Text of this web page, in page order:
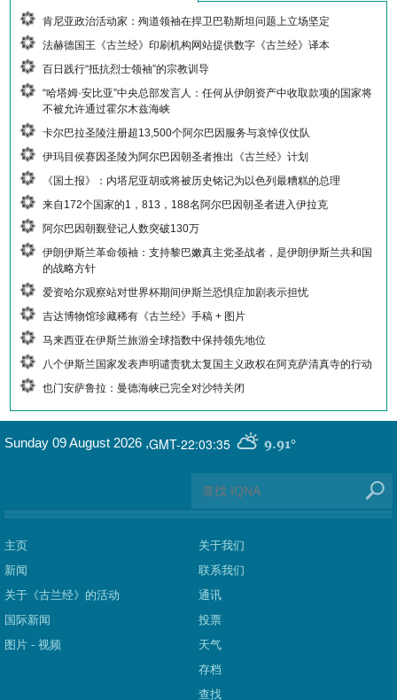
肯尼亚政治活动家：殉道领袖在捍卫巴勒斯坦问题上立场坚定
法赫德国王《古兰经》印刷机构网站提供数字《古兰经》译本
百日践行“抵抗烈士领袖”的宗教训导
“哈塔姆·安比亚”中央总部发言人：任何从伊朗资产中收取款项的国家将
不被允许通过霍尔木兹海峡
卡尔巴拉圣陵注册超13,500个阿尔巴因服务与哀悼仪仗队
伊玛目侯赛因圣陵为阿尔巴因朝圣者推出《古兰经》计划
《国土报》：内塔尼亚胡或将被历史铭记为以色列最糟糕的总理
来自172个国家的1，813，188名阿尔巴因朝圣者进入伊拉克
阿尔巴因朝觐登记人数突破130万
伊朗伊斯兰革命领袖：支持黎巴嫩真主党圣战者，是伊朗伊斯兰共和国
的战略方针
爱资哈尔观察站对世界杯期间伊斯兰恐惧症加剧表示担忧
吉达博物馆珍藏稀有《古兰经》手稿 + 图片
马来西亚在伊斯兰旅游全球指数中保持领先地位
八个伊斯兰国家发表声明谴责犹太复国主义政权在阿克萨清真寺的行动
也门安萨鲁拉：曼德海峡已完全对沙特关闭
GMT-22:03:35 9.91°
Sunday 09 August 2026 ,
主页
新闻
关于《古兰经》的活动
国际新闻
图片 - 视频
关于我们
联系我们
通讯
投票
天气
存档
查找